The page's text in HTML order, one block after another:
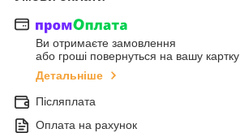
Ви отримаєте замовлення
або гроші повернуться на вашу картку
Детальніше
Післяплата
Оплата на рахунок